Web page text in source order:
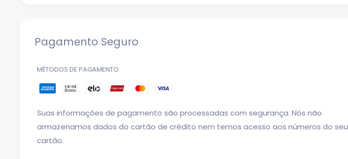
Pagamento Seguro
MÉTODOS DE PAGAMENTO
Suas informações de pagamento são processadas com segurança. Nós não
armazenamos dados do cartão de crédito nem temos acesso aos números do seu
cartão.